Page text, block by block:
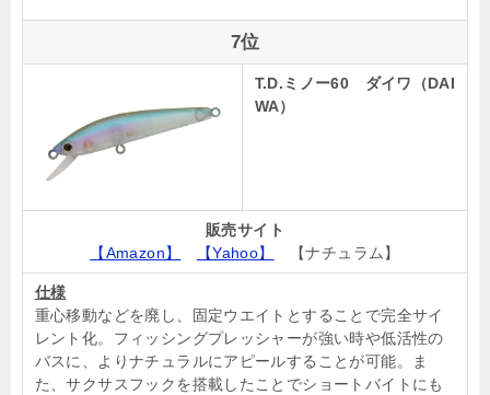
7位
T.D.ミノー60 ダイワ（DAI
WA）
販売サイト
【Amazon】
【Yahoo】 【ナチュラム】
仕様
重心移動などを廃し、固定ウエイトとすることで完全サイ
レント化。フィッシングプレッシャーが強い時や低活性の
バスに、よりナチュラルにアピールすることが可能。ま
た、サクサスフックを搭載したことでショートバイトにも